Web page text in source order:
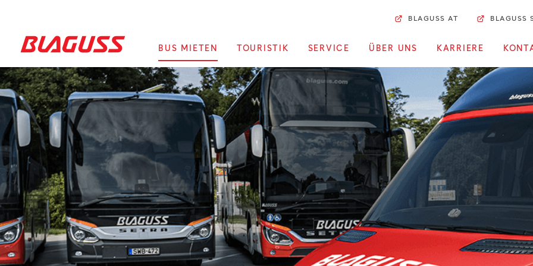
BLAGUSS AT BLAGUSS
BUS MIETEN TOURISTIK SERVICE ÜBER UNS KARRIERE